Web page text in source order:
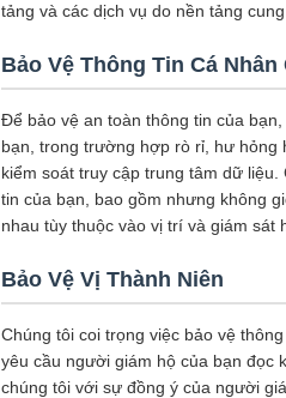
tảng và các dịch vụ do nền tảng cung
Bảo Vệ Thông Tin Cá Nhân
Để bảo vệ an toàn thông tin của
bạn, trong trường hợp rò rỉ, hư hỏng
kiểm soát truy cập trung tâm dữ
tin của bạn, bao gồm nhưng không
nhau tùy thuộc vào vị trí và giám sát
Bảo Vệ Vị Thành Niên
Chúng tôi coi trọng việc bảo vệ
yêu cầu người giám hộ của bạn đọc
chúng tôi với sự đồng ý của người